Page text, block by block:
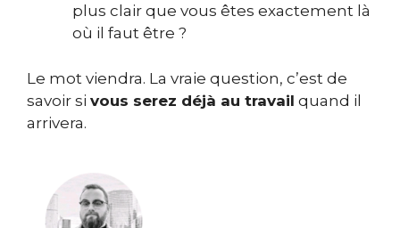
plus clair que vous êtes exactement là
où il faut être ?
Le mot viendra. La vraie question, c’est de
savoir si vous serez déjà au travail quand il
arrivera.